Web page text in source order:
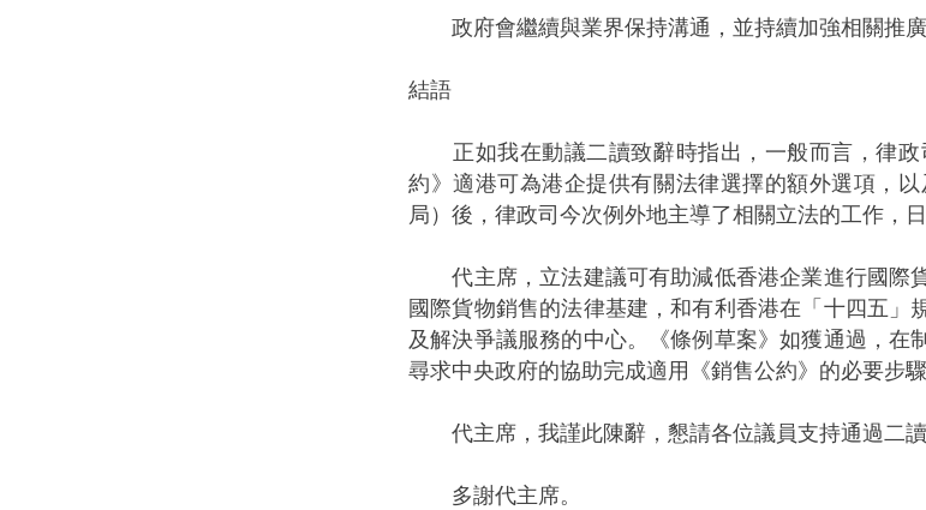
政府會繼續與業界保持溝通，並持續加強相關推廣
結語
正如我在動議二讀致辭時指出，一般而言，律政
約》適港可為港企提供有關法律選擇的額外選項，
局）後，律政司今次例外地主導了相關立法的工作，
代主席，立法建議可有助減低香港企業進行國際
國際貨物銷售的法律基建，和有利香港在「十四五
及解決爭議服務的中心。《條例草案》如獲通過，在
尋求中央政府的協助完成適用《銷售公約》的必要步驟
代主席，我謹此陳辭，懇請各位議員支持通過二讀
多謝代主席。